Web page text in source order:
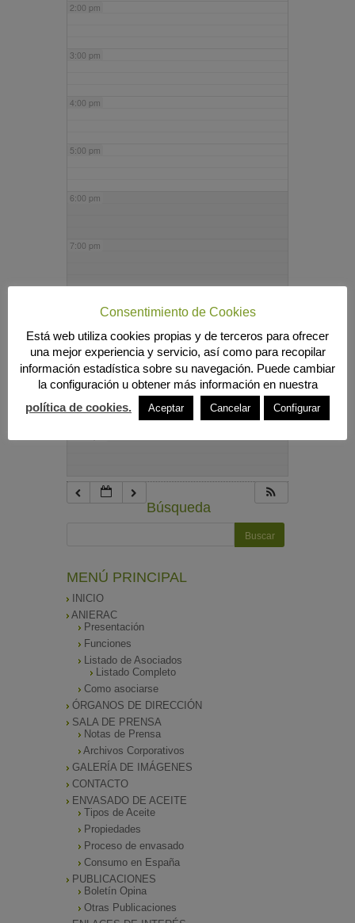
2:00 pm
3:00 pm
4:00 pm
5:00 pm
6:00 pm
7:00 pm
9:00 pm
10:00 pm
Búsqueda
MENÚ PRINCIPAL
INICIO
ANIERAC
Presentación
Funciones
Listado de Asociados
Listado Completo
Como asociarse
ÓRGANOS DE DIRECCIÓN
SALA DE PRENSA
Notas de Prensa
Archivos Corporativos
GALERÍA DE IMÁGENES
CONTACTO
ENVASADO DE ACEITE
Tipos de Aceite
Propiedades
Proceso de envasado
Consumo en España
PUBLICACIONES
Boletín Opina
Otras Publicaciones
Consentimiento de Cookies
Está web utiliza cookies propias y de terceros para ofrecer
una mejor experiencia y servicio, así como para recopilar
información estadística sobre su navegación. Puede cambiar
la configuración u obtener más información en nuestra
política de cookies.
Aceptar Cancelar Configurar